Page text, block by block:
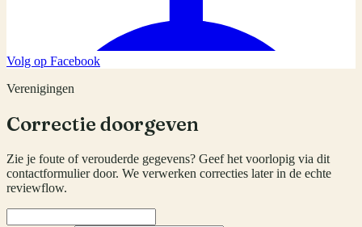
Volg op Facebook
Verenigingen
Correctie doorgeven
Zie je foute of verouderde gegevens? Geef het voorlopig via dit
contactformulier door. We verwerken correcties later in de echte
reviewflow.